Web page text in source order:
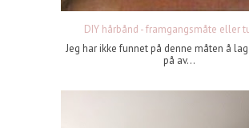
DIY hårbånd - framgangsmåte eller
Jeg har ikke funnet på denne måten å
på av...